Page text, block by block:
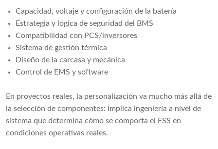
Capacidad, voltaje y configuración de la batería
Estrategia y lógica de seguridad del BMS
Compatibilidad con PCS/inversores
Sistema de gestión térmica
Diseño de la carcasa y mecánica
Control de EMS y software
En proyectos reales, la personalización va mucho más allá de
la selección de componentes: implica ingeniería a nivel de
sistema que determina cómo se comporta el ESS en
condiciones operativas reales.